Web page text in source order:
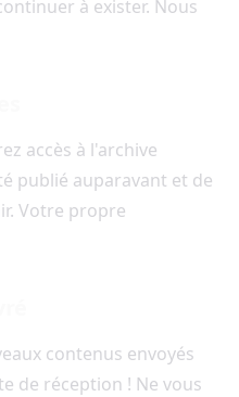
à exister. Nous
accès à l'archive
publié auparavant et de
Votre propre
contenus envoyés
de réception ! Ne vous